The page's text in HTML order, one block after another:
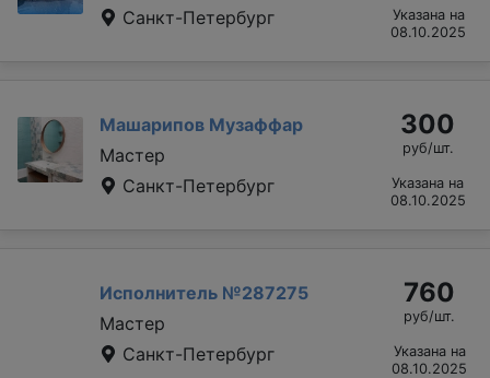
Санкт-Петербург
Указана на
08.10.2025
Машарипов Музаффар
Мастер
Санкт-Петербург
300
руб/шт.
Указана на
08.10.2025
Исполнитель №287275
Мастер
Санкт-Петербург
760
руб/шт.
Указана на
08.10.2025